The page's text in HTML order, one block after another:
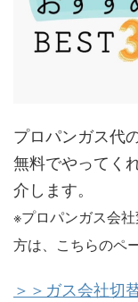
プロパンガス代
無料でやってく
介します。
※プロパンガス会
方は、こちらのペ
＞＞ガス会社切